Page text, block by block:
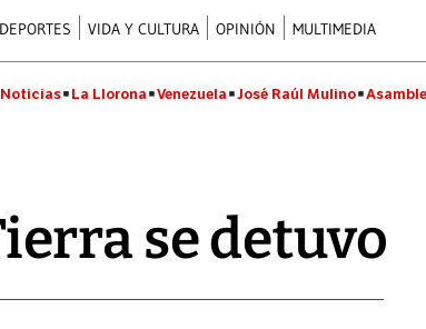
DEPORTES VIDA Y CULTURA OPINIÓN MULTIMEDIA
La Llorona Venezuela José Raúl Mulino
se detuvo